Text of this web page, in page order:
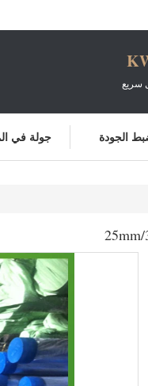
سريع
جولة في الجودة
25mm/